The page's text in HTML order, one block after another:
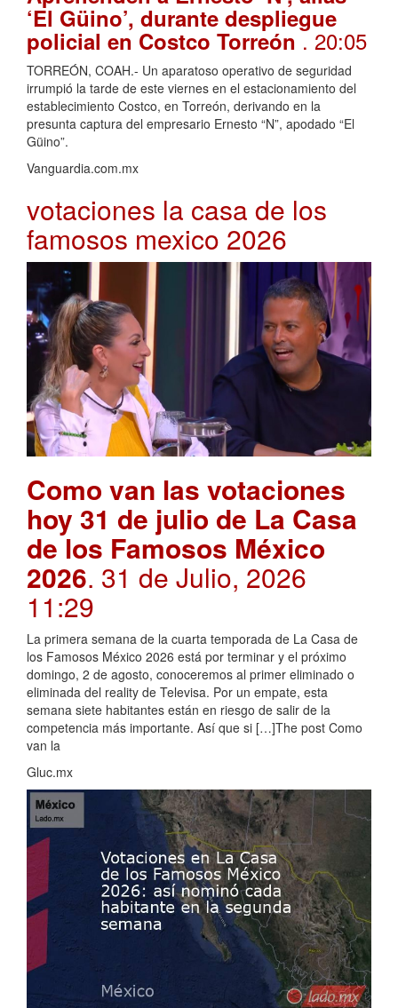
‘El Güino’, durante despliegue
policial en Costco Torreón. 20:05
TORREÓN, COAH.- Un aparatoso operativo de seguridad
irrumpió la tarde de este viernes en el estacionamiento del
establecimiento Costco, en Torreón, derivando en la
presunta captura del empresario Ernesto “N”, apodado “El
Güino”.
Vanguardia.com.mx
votaciones la casa de los
famosos mexico 2026
Como van las votaciones
hoy 31 de julio de La Casa
de los Famosos México
2026. 31 de Julio, 2026
11:29
La primera semana de la cuarta temporada de La Casa de
los Famosos México 2026 está por terminar y el próximo
domingo, 2 de agosto, conoceremos al primer eliminado o
eliminada del reality de Televisa. Por un empate, esta
semana siete habitantes están en riesgo de salir de la
competencia más importante. Así que si […]The post Como
van la
Gluc.mx